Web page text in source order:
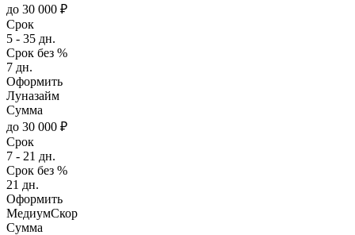
до 30 000 ₽
Срок
5 - 35 дн.
Срок без %
7 дн.
Оформить
Луназайм
Сумма
до 30 000 ₽
Срок
7 - 21 дн.
Срок без %
21 дн.
Оформить
МедиумСкор
Сумма